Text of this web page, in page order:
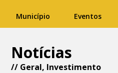
Município Eventos
Notícias
// Geral, Investimento